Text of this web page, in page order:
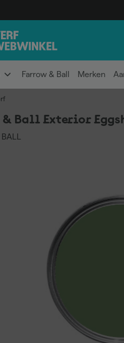
Farrow & Ball Merken
& Ball Exterior